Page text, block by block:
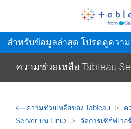
สำหรับข้อมูลล่าสุด โปรดดูความช่วยเหลือ
ความช่วยเหลือ Tableau
ความช่วยเหลือของ Tableau
ค
Server บน Linux
จัดการเซิร์ฟเวอร์